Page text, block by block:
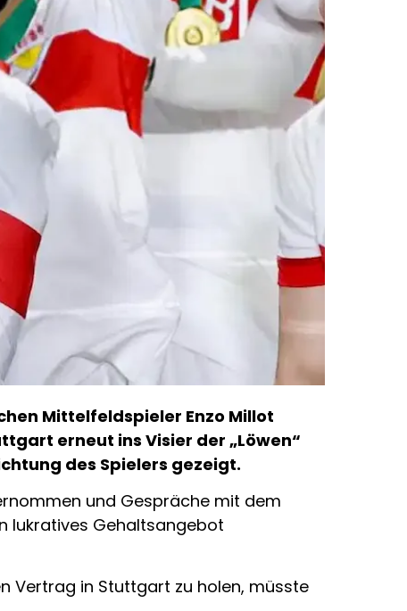
Mittelfeldspieler Enzo Millot
erneut ins Visier der „Löwen“
des Spielers gezeigt.
und Gespräche mit dem
lukratives Gehaltsangebot
Vertrag in Stuttgart zu holen, müsste